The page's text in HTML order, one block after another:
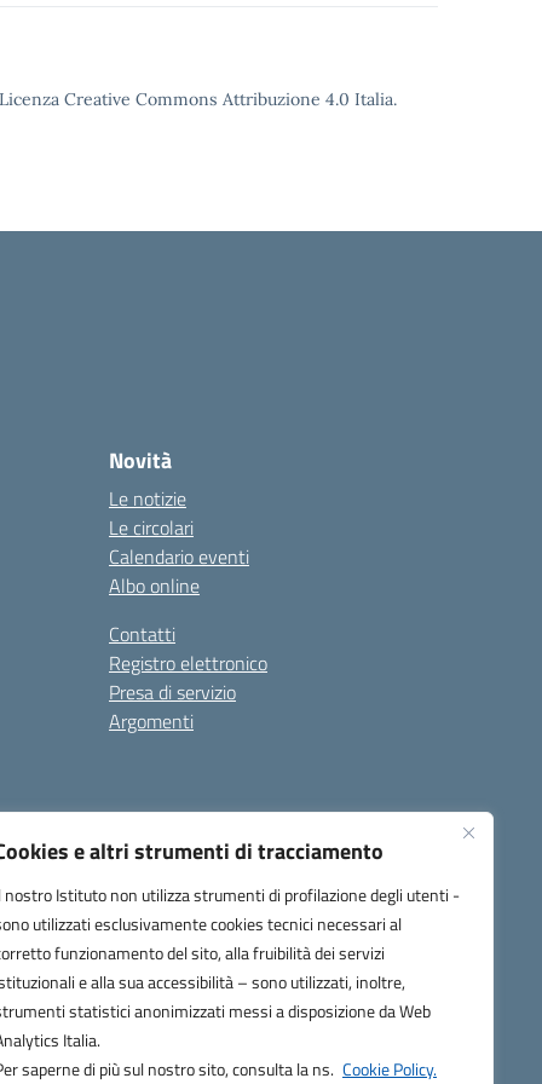
e altri strumenti di tracciamento
nostro Istituto non utilizza strumenti di profilazione degli utenti -
utilizzati esclusivamente cookies tecnici necessari al
funzionamento del sito, alla fruibilità dei servizi
e alla sua accessibilità – sono utilizzati, inoltre,
statistici anonimizzati messi a disposizione da Web
Italia.
saperne di più sul nostro sito, consulta la ns. Cookie Policy.
Creative Commons Attribuzione 4.0 Italia.
Novità
Le notizie
Le circolari
Calendario eventi
Albo online
Contatti
Registro elettronico
Presa di servizio
Argomenti